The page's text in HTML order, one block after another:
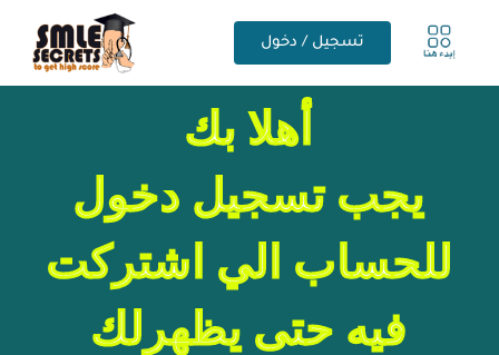
تسجيل / دخول
أهلا بك
يجب تسجيل دخول
للحساب الي اشتركت
فيه حتى يظهرلك